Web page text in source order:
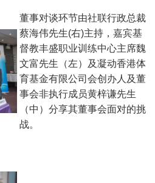
董事对谈环节由社联行政总裁
蔡海伟先生(右)主持，嘉宾基
督教丰盛职业训练中心主席魏
文富先生（左）及凝动香港体
育基金有限公司会创办人及董
事会非执行成员黄梓谦先生
（中）分享其董事会面对的挑
战。